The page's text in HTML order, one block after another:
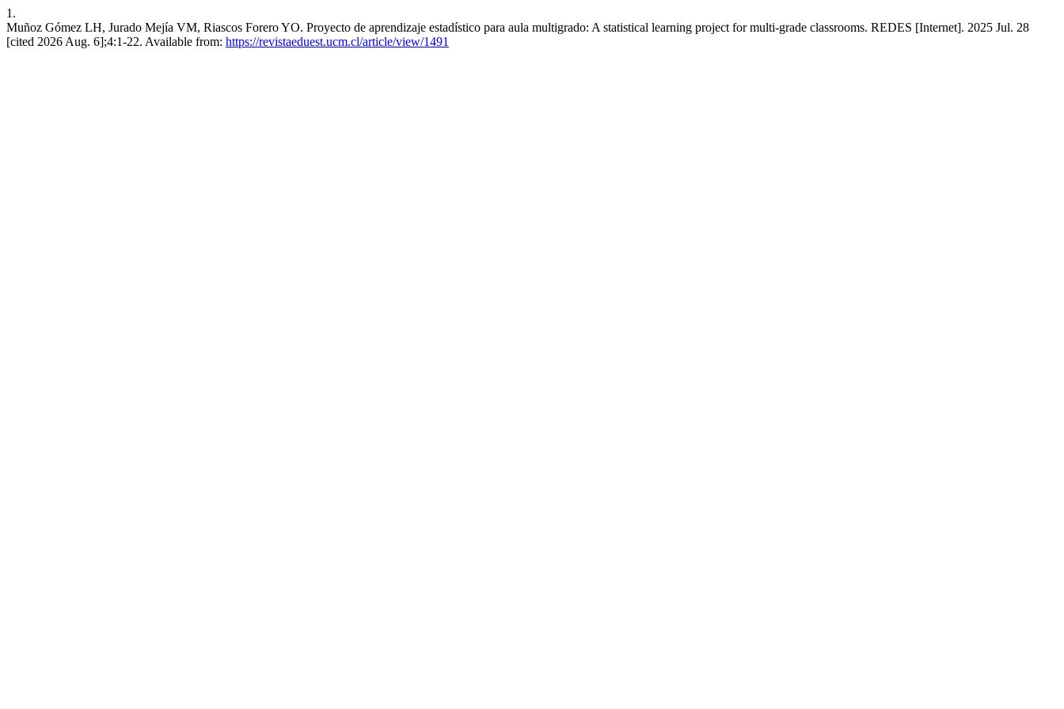
1.
Muñoz Gómez LH, Jurado Mejía VM, Riascos Forero YO. Proyecto de aprendizaje estadístico para aula multigrado: A statistical learning project for multi-grade classrooms. REDES [Internet]. 2025 Jul. 28
[cited 2026 Aug. 6];4:1-22. Available from: https://revistaeduest.ucm.cl/article/view/1491